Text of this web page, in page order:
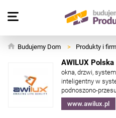
Budujemy Dom > Produkty i
AWILUX Polska
okna, drzwi,
inteligentny w
podnoszono-
www.awilux.pl